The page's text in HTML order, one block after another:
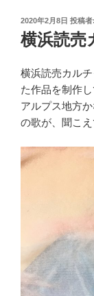
投
稿
日:
2020年2月8日 投稿者:
横浜読売
横浜読売カル
た作品を制作
アルプス地方
の歌が、聞こえ